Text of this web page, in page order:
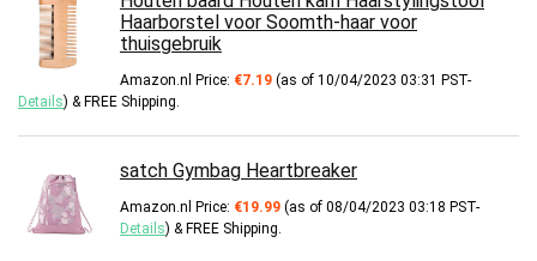
Haarborstel voor Soomth-haar voor
thuisgebruik
Amazon.nl Price: €7.19 (as of 10/04/2023 03:31 PST-
Details) & FREE Shipping.
satch Gymbag Heartbreaker
Amazon.nl Price: €19.99 (as of 08/04/2023 03:18 PST-
Details) & FREE Shipping.